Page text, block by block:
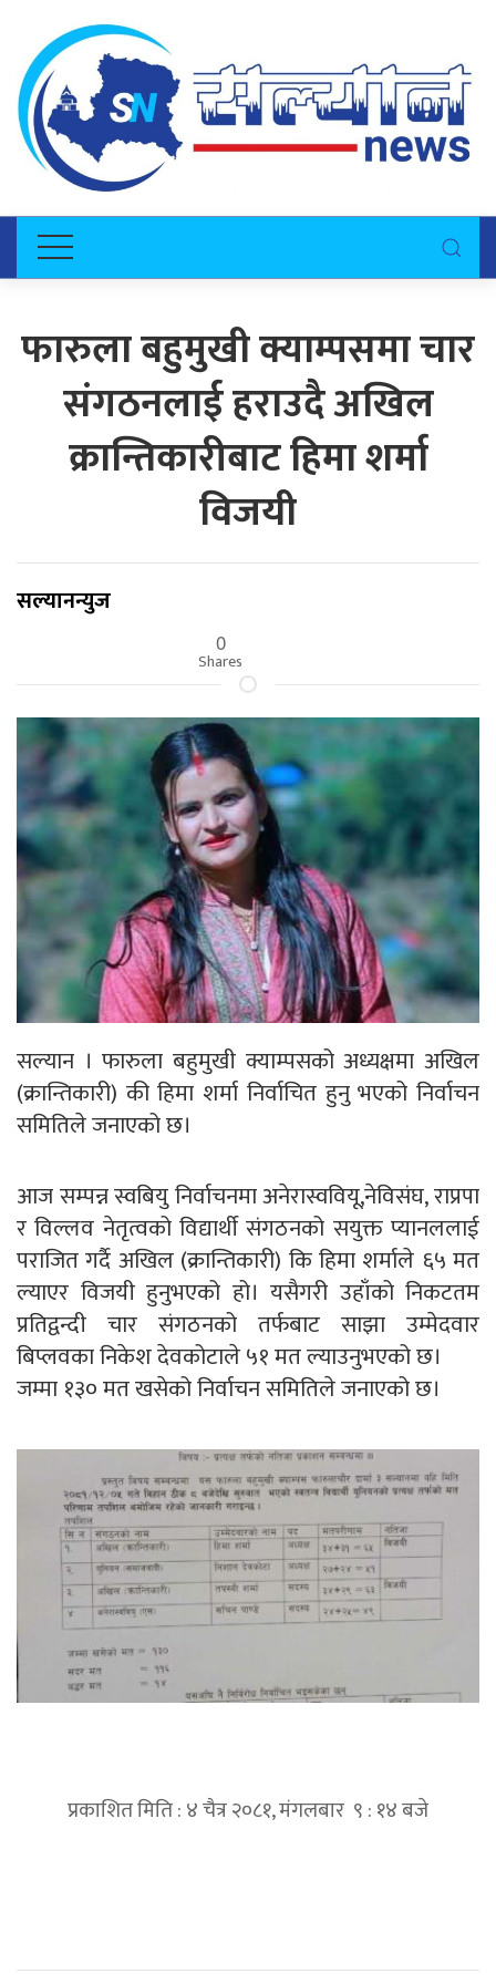
फारुला बहुमुखी क्याम्पसमा चार
संगठनलाई हराउदै अखिल
क्रान्तिकारीबाट हिमा शर्मा
विजयी
सल्यानन्युज
0
Shares
सल्यान । फारुला बहुमुखी क्याम्पसको अध्यक्षमा अखिल
(क्रान्तिकारी) की हिमा शर्मा निर्वाचित हुनु भएको निर्वाचन
समितिले जनाएको छ।
आज सम्पन्न स्वबियु निर्वाचनमा अनेरास्ववियू,नेविसंघ, राप्रपा
र विल्लव नेतृत्वको विद्यार्थी संगठनको सयुक्त प्यानललाई
पराजित गर्दै अखिल (क्रान्तिकारी) कि हिमा शर्माले ६५ मत
ल्याएर विजयी हुनुभएको हो। यसैगरी उहाँको निकटतम
प्रतिद्वन्दी चार संगठनको तर्फबाट साझा उम्मेदवार
बिप्लवका निकेश देवकोटाले ५१ मत ल्याउनुभएको छ।
जम्मा १३० मत खसेको निर्वाचन समितिले जनाएको छ।
प्रकाशित मिति : ४ चैत्र २०८१, मंगलबार ९ : १४ बजे